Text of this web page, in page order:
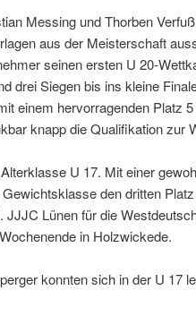
Messing und Thorben
aus der Meisterschaft
seinen ersten U 20-
drei Siegen bis ins kleine
einem hervorragenden Platz
knapp die Qualifikation zur
U 17. Mit einer
den dritten
Lünen für die
in Holzwickede.
konnten sich in der U 17